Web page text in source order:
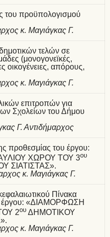
προϋπολογισμού
κ. Μαγιάγκας Γ.
τελών σε
(μονογονεϊκές,
οικογένειες, απόρους,
κ. Μαγιάγκας Γ.
επιτροπών για
Σχολείων του Δήμου
Γ. Αντιδήμαρχος
προθεσμίας του έργου:
ΧΩΡΟΥ ΤΟΥ 3ου
ΣΙΑΤΙΣΤΑΣ».
κ. Μαγιάγκας Γ.
Πίνακα
έργου: «ΔΙΑΜΟΡΦΩΣΗ
2ουΔΗΜΟΤΙΚΟΥ
κ. Μαγιάγκας Γ.